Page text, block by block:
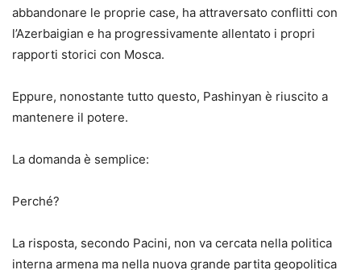
abbandonare le proprie case, ha attraversato conflitti con
l’Azerbaigian e ha progressivamente allentato i propri
rapporti storici con Mosca.
Eppure, nonostante tutto questo, Pashinyan è riuscito a
mantenere il potere.
La domanda è semplice:
Perché?
La risposta, secondo Pacini, non va cercata nella politica
interna armena ma nella nuova grande partita geopolitica